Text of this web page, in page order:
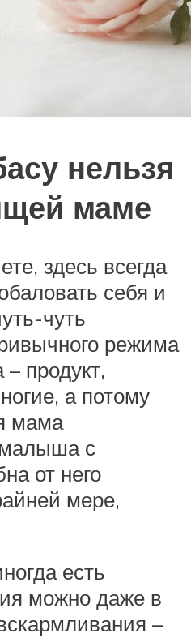
нельзя
маме
здесь всегда
себя и
чуть
режима
продукт,
а потому
мама
малыша с
от него
мере,
есть
можно даже в
–